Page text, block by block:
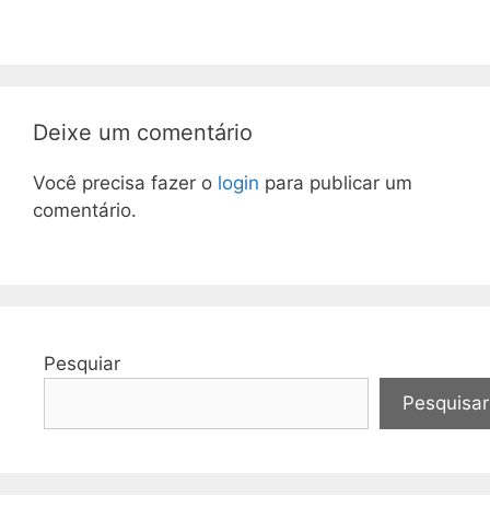
Deixe um comentário
Você precisa fazer o login para publicar um
comentário.
Pesquiar
Pesquisar